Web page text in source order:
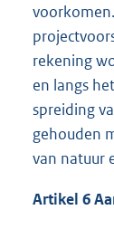
rekening
en langs
spreiding
gehouden
van natuur
Artikel 6